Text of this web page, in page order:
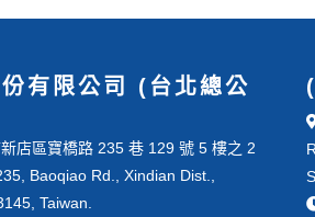
有限公司 (台北總公
店區寶橋路 235 巷 129 號 5 樓之 2
Baoqiao Rd., Xindian Dist.,
Taiwan.